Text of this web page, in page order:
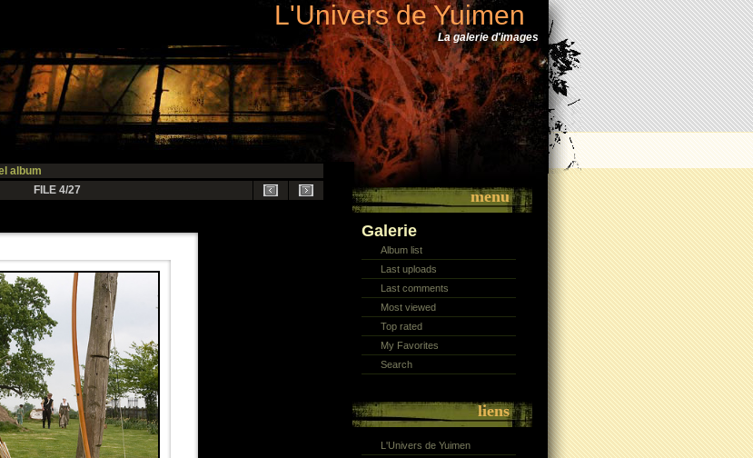
L'Univers de Yuimen
La galerie d'images
album
FILE 4/27
menu
Galerie
Album list
Last uploads
Last comments
Most viewed
Top rated
My Favorites
Search
liens
L'Univers de Yuimen